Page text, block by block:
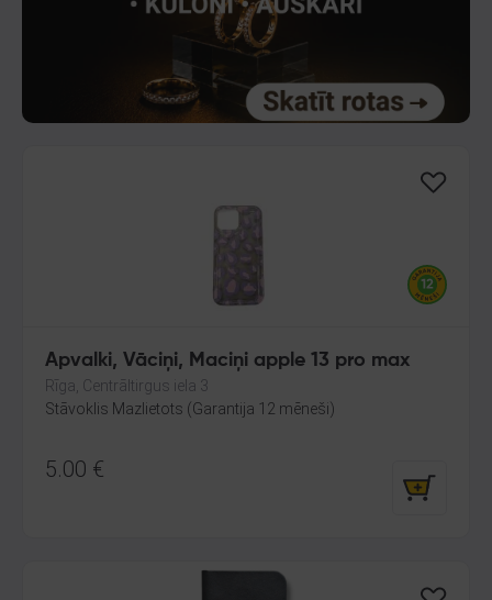
Apvalki, Vāciņi, Maciņi apple 13 pro max
Rīga, Centrāltirgus iela 3
Stāvoklis Mazlietots (Garantija 12 mēneši)
5.00 €